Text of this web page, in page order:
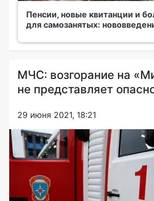
Пенсии, новые квитанции и
для самозанятых:
МЧС: возгорание на
не представляет
29 июня 2021, 18:21